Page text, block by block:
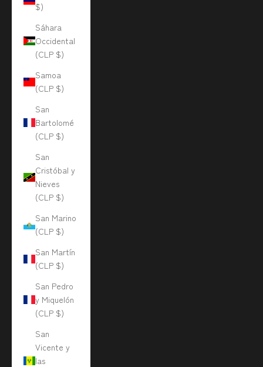
$)
Sáhara
Occidental
(CLP $)
Samoa
(CLP $)
San
Bartolomé
(CLP $)
San
Cristóbal y
Nieves
(CLP $)
San Marino
(CLP $)
San Martín
(CLP $)
San Pedro
y Miquelón
(CLP $)
San
Vicente y
las